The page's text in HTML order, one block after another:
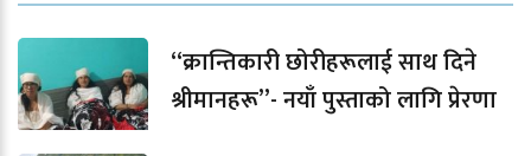
“क्रान्तिकारी छोरीहरूलाई साथ दिने
श्रीमानहरू”- नयाँ पुस्ताको लागि प्रेरणा